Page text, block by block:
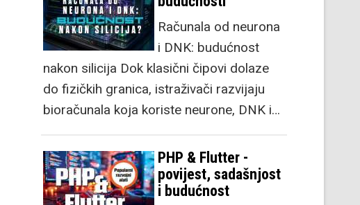
Računala od neurona
i DNK: budućnost
nakon silicija Dok klasični čipovi dolaze
do fizičkih granica, istraživači razvijaju
bioračunala koja koriste neurone, DNK i…
PHP & Flutter -
povijest, sadašnjost
i budućnost